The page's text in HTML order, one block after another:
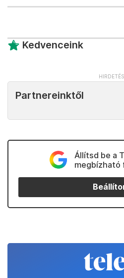
Kedvenceink
Partnereinktől
Állítsd be a
megbízható